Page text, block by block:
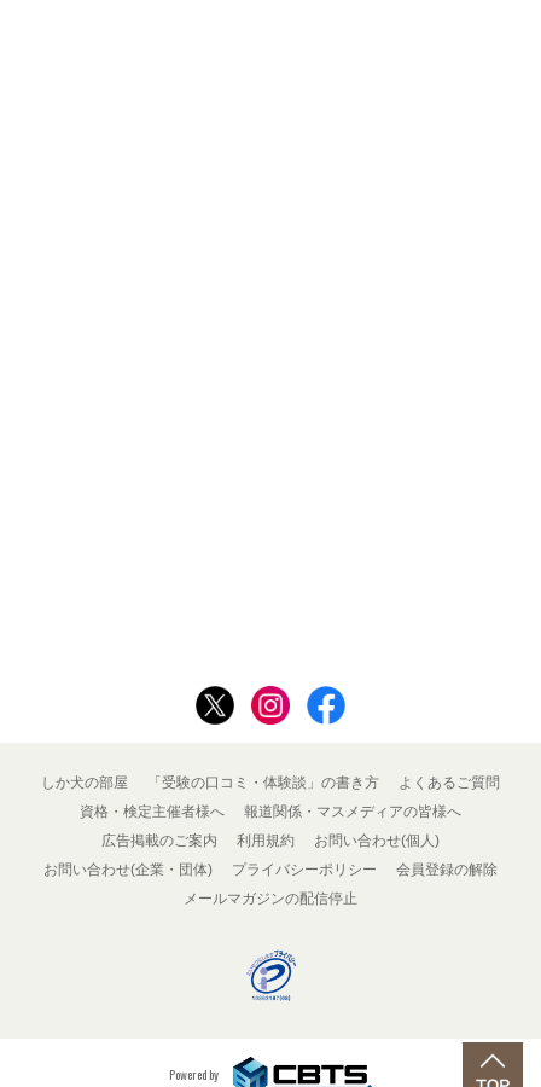
しか犬の部屋 「受験の口コミ・体験談」の書き方
よくあるご質問
資格・検定主催者様へ
報道関係・マスメディアの皆様へ
広告掲載のご案内
利用規約
お問い合わせ(個人)
お問い合わせ(企業・団体)
プライバシーポリシー
会員登録の解除
メールマガジンの配信停止
Powered by